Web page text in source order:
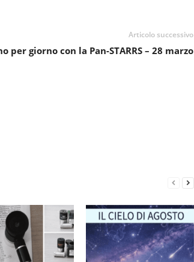
Articolo successivo
per giorno con la Pan-STARRS – 28 marzo